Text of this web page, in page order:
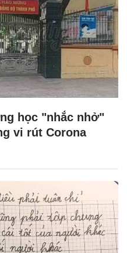
học "nhắc nhở"
vi rút Corona